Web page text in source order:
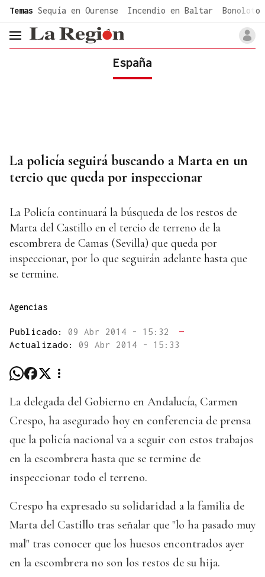
common.go-to-content
Temas Sequía en Ourense Incendio en Baltar Bonoloto
header.menu.open
España
La policía seguirá buscando a Marta en un
tercio que queda por inspeccionar
La Policía continuará la búsqueda de los restos de
Marta del Castillo en el tercio de terreno de la
escombrera de Camas (Sevilla) que queda por
inspeccionar, por lo que seguirán adelante hasta que
se termine.
Agencias
Publicado: 09 Abr 2014 - 15:32
—
Actualizado: 09 Abr 2014 - 15:33
La delegada del Gobierno en Andalucía, Carmen
Crespo, ha asegurado hoy en conferencia de prensa
que la policía nacional va a seguir con estos trabajos
en la escombrera hasta que se termine de
inspeccionar todo el terreno.
Crespo ha expresado su solidaridad a la familia de
Marta del Castillo tras señalar que "lo ha pasado muy
mal" tras conocer que los huesos encontrados ayer
en la escombrera no son los restos de su hija.